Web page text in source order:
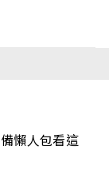
懶人包看這